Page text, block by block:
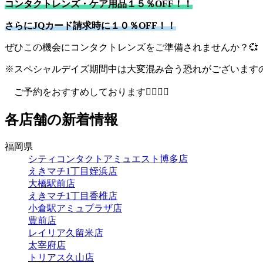
コンタクトレンズ・ケア用品１５％OFF！！
さらにJQカード請求時に１０％OFF！！
ぜひこの機会にコンタクトレンズをご準備されませんか？💞
※スペシャルデイズ期間中は大変混み合う恐れがございます
ご予約をおすすめしております💁🏻‍♀️✨
各店舗の新着情報
福岡県
シティコンタクトアミュエスト博多店
えきマチ1丁目姪浜店
大橋駅前店
えきマチ1丁目香椎店
小倉駅アミュプラザ店
豊前店
レイリア久留米店
太宰府店
トリアス久山店